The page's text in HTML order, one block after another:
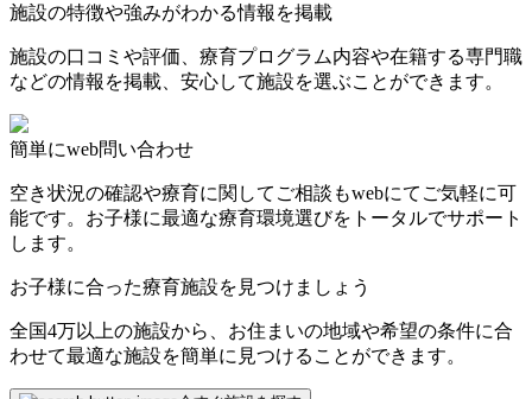
施設の特徴や強みがわかる情報を掲載
施設の口コミや評価、療育プログラム内容や在籍する専門職
などの情報を掲載、安心して施設を選ぶことができます。
簡単にweb問い合わせ
空き状況の確認や療育に関してご相談もwebにてご気軽に可
能です。お子様に最適な療育環境選びをトータルでサポート
します。
お子様に合った療育施設を見つけましょう
全国4万以上の施設から、お住まいの地域や希望の条件に合
わせて最適な施設を簡単に見つけることができます。